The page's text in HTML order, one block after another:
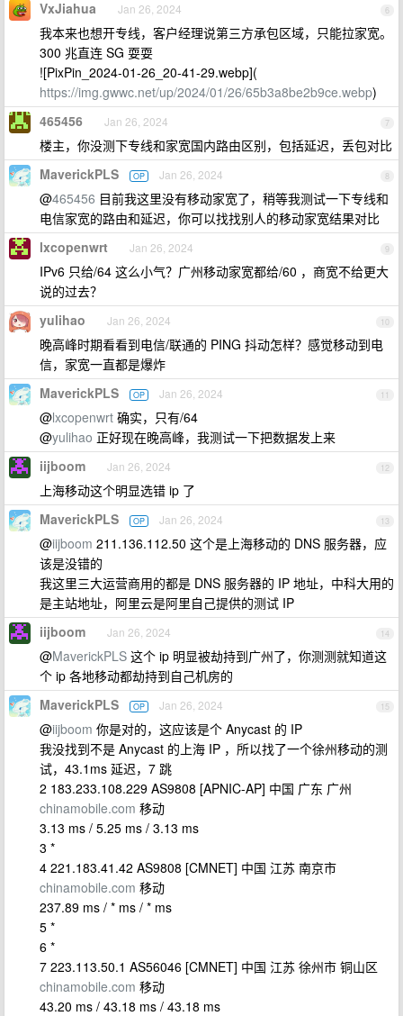
6
VxJiahua Jan 26, 2024
我本来也想开专线，客户经理说第三方承包区域，只能拉家宽。
300 兆直连 SG 耍耍
![PixPin_2024-01-26_20-41-29.webp](
https://img.gwwc.net/up/2024/01/26/65b3a8be2b9ce.webp)
7
465456 Jan 26, 2024
楼主，你没测下专线和家宽国内路由区别，包括延迟，丢包对比
8
MaverickPLS OP Jan 26, 2024
@465456 目前我这里没有移动家宽了，稍等我测试一下专线和
电信家宽的路由和延迟，你可以找找别人的移动家宽结果对比
9
lxcopenwrt Jan 26, 2024
IPv6 只给/64 这么小气？广州移动家宽都给/60 ，商宽不给更大
说的过去？
10
yulihao Jan 26, 2024
晚高峰时期看看到电信/联通的 PING 抖动怎样？感觉移动到电
信，家宽一直都是爆炸
11
MaverickPLS OP Jan 26, 2024
@lxcopenwrt 确实，只有/64
@yulihao 正好现在晚高峰，我测试一下把数据发上来
12
iijboom Jan 26, 2024
上海移动这个明显选错 ip 了
13
MaverickPLS OP Jan 26, 2024
@iijboom 211.136.112.50 这个是上海移动的 DNS 服务器，应
该是没错的
我这里三大运营商用的都是 DNS 服务器的 IP 地址，中科大用的
是主站地址，阿里云是阿里自己提供的测试 IP
14
iijboom Jan 26, 2024
@MaverickPLS 这个 ip 明显被劫持到广州了，你测测就知道这
个 ip 各地移动都劫持到自己机房的
15
MaverickPLS OP Jan 26, 2024
@iijboom 你是对的，这应该是个 Anycast 的 IP
我没找到不是 Anycast 的上海 IP ，所以找了一个徐州移动的测
试，43.1ms 延迟，7 跳
2 183.233.108.229 AS9808 [APNIC-AP] 中国 广东 广州
chinamobile.com 移动
3.13 ms / 5.25 ms / 3.13 ms
3 *
4 221.183.41.42 AS9808 [CMNET] 中国 江苏 南京市
chinamobile.com 移动
237.89 ms / * ms / * ms
5 *
6 *
7 223.113.50.1 AS56046 [CMNET] 中国 江苏 徐州市 铜山区
chinamobile.com 移动
43.20 ms / 43.18 ms / 43.18 ms